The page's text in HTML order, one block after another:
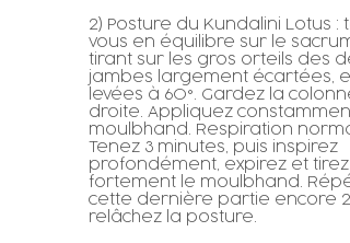
2) Posture du Kundalini Lotus :
vous en équilibre sur le
tirant sur les gros orteils des
jambes largement écartées,
levées à 60°. Gardez la
droite. Appliquez
moulbhand. Respiration
Tenez 3 minutes, puis inspirez
profondément, expirez et tirez
fortement le moulbhand.
cette dernière partie encore
relâchez la posture.